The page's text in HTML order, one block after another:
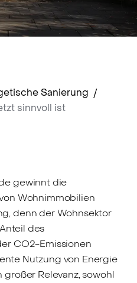
Sanierung /
sinnvoll ist
gewinnt die
Wohnimmobilien
denn der Wohnsektor
des
CO2-Emissionen
Nutzung von Energie
Relevanz, sowohl